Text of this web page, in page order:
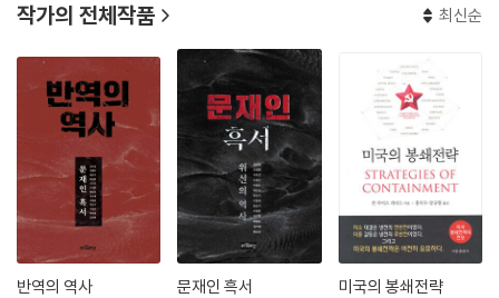
의 역사』 등 다수가 있다.
작가의 전체작품 최신순
반역의 역사 문재인 흑서 미국의 봉쇄전략